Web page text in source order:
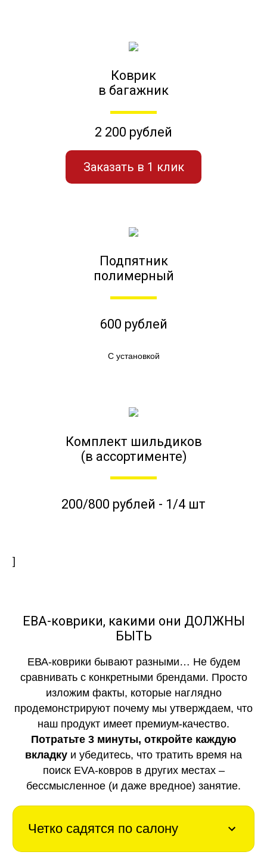
Коврик
в багажник
2 200 рублей
Заказать в 1 клик
Подпятник
полимерный
600 рублей
С установкой
Комплект шильдиков
(в ассортименте)
200/800 рублей - 1/4 шт
]
ЕВА-коврики, какими они ДОЛЖНЫ
БЫТЬ
ЕВА-коврики бывают разными… Не будем
сравнивать с конкретными брендами. Просто
изложим факты, которые наглядно
продемонстрируют почему мы утверждаем, что
наш продукт имеет премиум-качество.
Потратьте 3 минуты, откройте каждую
вкладку и убедитесь, что тратить время на
поиск EVA-ковров в других местах –
бессмысленное (и даже вредное) занятие.
Четко садятся по салону